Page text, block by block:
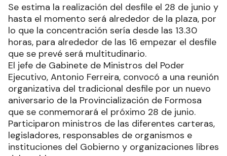
Se estima la realización del desfile el 28 de junio y
hasta el momento será alrededor de la plaza, por
lo que la concentración sería desde las 13.30
horas, para alrededor de las 16 empezar el desfile
que se prevé será multitudinario.
El jefe de Gabinete de Ministros del Poder
Ejecutivo, Antonio Ferreira, convocó a una reunión
organizativa del tradicional desfile por un nuevo
aniversario de la Provincialización de Formosa
que se conmemorará el próximo 28 de junio.
Participaron ministros de las diferentes carteras,
legisladores, responsables de organismos e
instituciones del Gobierno y organizaciones libres